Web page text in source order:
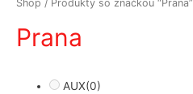
Shop / Produkty so značkou “Prana”
Prana
AUX(0)